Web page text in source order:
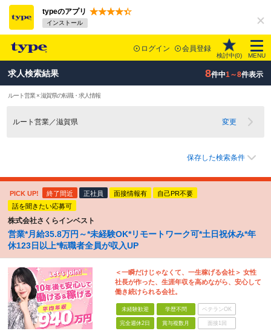
typeのアプリ
インストール
ログイン 会員登録
検討中(0) MENU
求人検索結果 8件中1～8件表示
ルート営業 × 滋賀県の転職・求人情報
ルート営業／滋賀県 変更
保存した検索条件
PICK UP! 終了間近 正社員 面接情報有
自己PR不要
話を聞きたい応募可
株式会社さくらインベスト
営業*月給35.8万円～*未経験OK*リモートワーク可*土日祝休み*年
休123日以上*転職者全員が収入UP
＜一瞬だけじゃなくて、一生稼げる会社＞ 女性
社長が作った、生涯年収を高めながら、安心して
働き続けられる会社。
未経験歓迎 学歴不問 ベテランOK
完全週休2日 賞与複数月 面接1回